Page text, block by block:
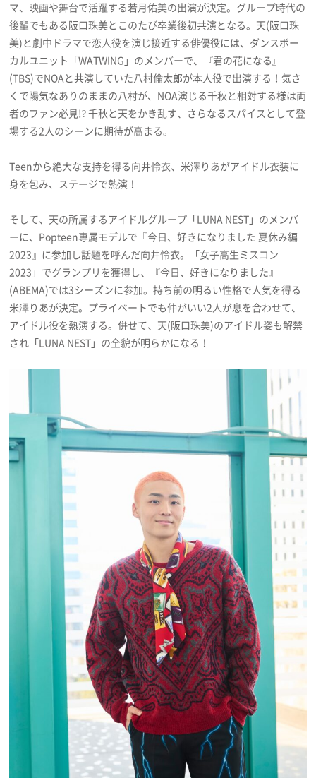
プライバシーポリシー
利用規約
お問い合わせ
マ、映画や舞台で活躍する若月佑美の出演が決定。グループ時代の
後輩でもある阪口珠美とこのたび卒業後初共演となる。天(阪口珠
美)と劇中ドラマで恋人役を演じ接近する俳優役には、ダンスボー
カルユニット「WATWING」のメンバーで、『君の花になる』
(TBS)でNOAと共演していた八村倫太郎が本人役で出演する！気さ
くで陽気なありのままの八村が、NOA演じる千秋と相対する様は両
者のファン必見!? 千秋と天をかき乱す、さらなるスパイスとして登
場する2人のシーンに期待が高まる。
Teenから絶大な支持を得る向井怜衣、米澤りあがアイドル衣装に
身を包み、ステージで熱演！
そして、天の所属するアイドルグループ「LUNA NEST」のメンバ
ーに、Popteen専属モデルで『今日、好きになりました 夏休み編
2023』に参加し話題を呼んだ向井怜衣。「女子高生ミスコン
2023」でグランプリを獲得し、『今日、好きになりました』
(ABEMA)では3シーズンに参加。持ち前の明るい性格で人気を得る
米澤りあが決定。プライベートでも仲がいい2人が息を合わせて、
アイドル役を熱演する。併せて、天(阪口珠美)のアイドル姿も解禁
され「LUNA NEST」の全貌が明らかになる！